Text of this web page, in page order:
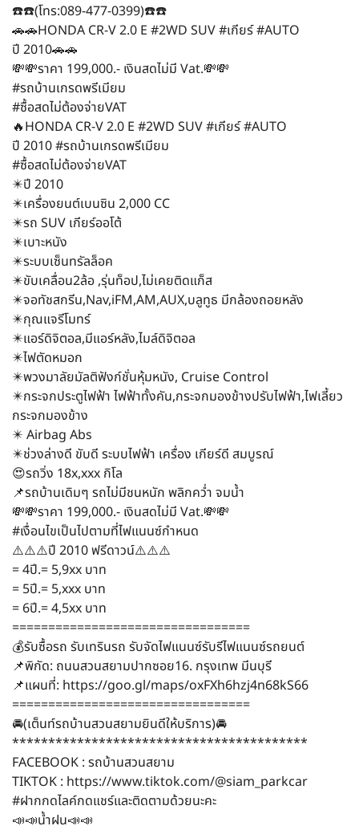
☎️☎️(โทร:089-477-0399)☎️☎️
🚗🚗️HONDA CR-V 2.0 E #2WD SUV #เกียร์ #AUTO
ปี 2010🚗️🚗️
💸💸ราคา 199,000.- เงินสดไม่มี Vat.💸💸
#รถบ้านเกรดพรีเมียม
#ซื้อสดไม่ต้องจ่ายVAT
🔥HONDA CR-V 2.0 E #2WD SUV #เกียร์ #AUTO
ปี 2010 #รถบ้านเกรดพรีเมียม
#ซื้อสดไม่ต้องจ่ายVAT
✴️ปี 2010
✴️เครื่องยนต์เบนซิน 2,000 CC
✴️รถ SUV เกียร์ออโต้
✴️เบาะหนัง
✴️ระบบเซ็นทรัลล็อค
✴️ขับเคลื่อน2ล้อ ,รุ่นท็อป,ไม่เคยติดแก็ส
✴️จอทัชสกรีน,Nav,iFM,AM,AUX,บลูทูธ มีกล้องถอยหลัง
✴️กุณแจรีโมทร์
✴️แอร์ดิจิตอล,มีแอร์หลัง,ไมล์ดิจิตอล
✴️ไฟตัดหมอก
✴️พวงมาลัยมัลติฟังก์ชั่นหุ้มหนัง, Cruise Control
✴️กระจกประตูไฟฟ้า ไฟฟ้าทั้งคัน,กระจกมองข้างปรับไฟฟ้า,ไฟเลี้ยว
กระจกมองข้าง
✴️ Airbag Abs
✴️ช่วงล่างดี ขับดี ระบบไฟฟ้า เครื่อง เกียร์ดี สมบูรณ์
😍รถวิ่ง 18x,xxx กิโล
📌รถบ้านเดิมๆ รถไม่มีชนหนัก พลิกคว่ำ จมน้ำ
💸💸ราคา 199,000.- เงินสดไม่มี Vat.💸💸
#เงื่อนไขเป็นไปตามที่ไฟแนนซ์กำหนด
⚠️⚠️⚠️ปี 2010 ฟรีดาวน์⚠️⚠️⚠️
= 4ปี.= 5,9xx บาท
= 5ปี.= 5,xxx บาท
= 6ปี.= 4,5xx บาท
=================================
💰รับซื้อรถ รับเทรินรถ รับจัดไฟแนนซ์รับรีไฟแนนซ์รถยนต์
📌พิกัด: ถนนสวนสยามปากซอย16. กรุงเทพ มีนบุรี
📌แผนที่: https://goo.gl/maps/oxFXh6hzj4n68kS66
=================================
🚘(เต็นท์รถบ้านสวนสยามยินดีให้บริการ)🚘
*****************************************
FACEBOOK : รถบ้านสวนสยาม
TIKTOK : https://www.tiktok.com/@siam_parkcar
#ฝากกดไลค์กดแชร์และติดตามด้วยนะคะ
📣📣น้ำฝน📣📣